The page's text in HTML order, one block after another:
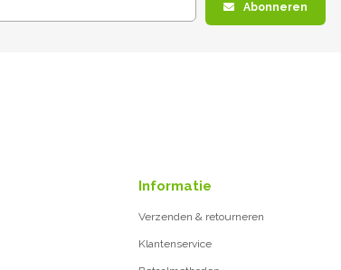
Abonneren
Informatie
Verzenden & retourneren
Klantenservice